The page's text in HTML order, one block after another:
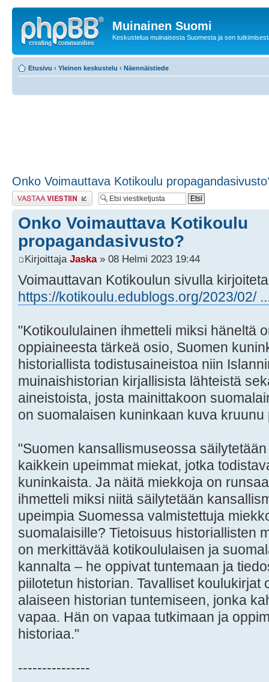
Muinainen Suomi
Keskustelua muinaisesta Suomesta ja sen
Etusivu ‹ Yleinen keskustelu ‹ Näennäistiede
Onko Voimauttava Kotikoulu
Lähetä vastaus
Onko Voimauttava Kotikoulu
propagandasivusto?
Kirjoittaja Jaska» 08 Helmi 2023 19:44
Voimauttavan Kotikoulun sivulla
https://kotikoulu.edublogs.org/2023/02/
"Kotikoululainen ihmetteli miksi häneltä
oppiaineesta tärkeä osio, Suomen
historiallista todistusaineistoa niin
muinaishistorian kirjallisista lähteistä
aineistoista, josta mainittakoon
on suomalaisen kuninkaan kuva kruunu
"Suomen kansallismuseossa
kaikkein upeimmat miekat, jotka
kuninkaista. Ja näitä miekkoja on
ihmetteli miksi niitä säilytetään
upeimpia Suomessa valmistettuja
suomalaisille? Tietoisuus historiallisten
on merkittävää kotikoululaisen ja
kannalta – he oppivat tuntemaan ja
piilotetun historian. Tavalliset koulukirjat
alaiseen historian tuntemiseen, jonka
vapaa. Hän on vapaa tutkimaan ja
historiaa."
---------------